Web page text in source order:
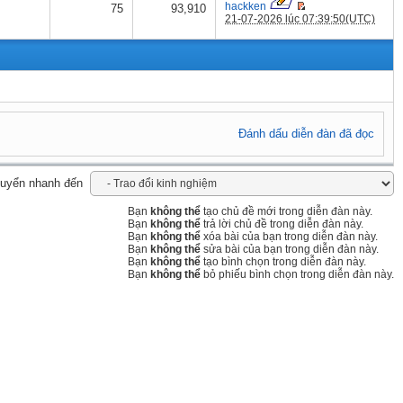
75 93,910
hackken
21-07-2026 lúc 07:39:50(UTC)
Đánh dấu diễn đàn đã đọc
nhanh đến
Bạn không thể tạo chủ đề mới trong diễn đàn này.
Bạn không thể trả lời chủ đề trong diễn đàn này.
Bạn không thể xóa bài của bạn trong diễn đàn này.
Bạn không thể sửa bài của bạn trong diễn đàn này.
Bạn không thể tạo bình chọn trong diễn đàn này.
Bạn không thể bỏ phiếu bình chọn trong diễn đàn này.